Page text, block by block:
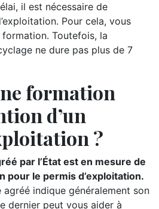
il est nécessaire de
Pour cela, vous
Toutefois, la
ne dure pas plus de 7
formation
d’un
?
par l’État est en mesure de
pour le permis d’exploitation.
agréé indique généralement son
dernier peut vous aider à